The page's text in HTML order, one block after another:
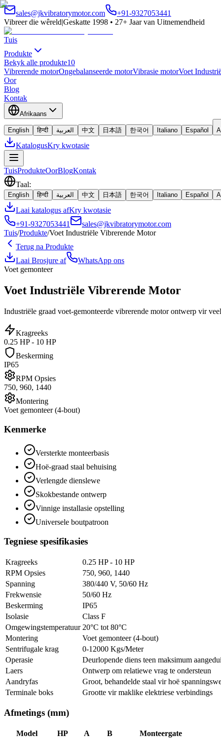
sales@jkvibratorymotor.com
+91-9327053441
Vibreer die wêreld|Geskatte 1998 • 27+ Jaar van Uitnemendheid
Tuis
Produkte
Bekyk alle produkte10
Vibrerende motorOngebalanseerde motorVibrasie motorVoet
Oor
Blog
Kontak
Afrikaans
English हिन्दी العربية 中文 日本語 한국어 Italiano Español
KatalogusKry kwotasie
TuisProdukteOorBlogKontak
Taal:
English हिन्दी العربية 中文 日本語 한국어 Italiano Español
Laai katalogus afKry kwotasie
+91-9327053441
sales@jkvibratorymotor.com
Tuis/Produkte/Voet Industriële Vibrerende Motor
Terug na Produkte
Laai Brosjure af
WhatsApp ons
Voet gemonteer
Voet Industriële Vibrerende Motor
Industriële graad voet-gemonteerde vibrerende motor ontwerp vir
Kragreeks
0.25 HP - 10 HP
Beskerming
IP65
RPM Opsies
750, 960, 1440
Montering
Voet gemonteer (4-bout)
Kenmerke
Versterkte monteerbasis
Hoë-graad staal behuising
Verlengde dienslewe
Skokbestande ontwerp
Vinnige installasie opstelling
Universele boutpatroon
Tegniese spesifikasies
Kragreeks
0.25 HP - 10 HP
RPM Opsies
750, 960, 1440
Spanning
380/440 V, 50/60 Hz
Frekwensie
50/60 Hz
Beskerming
IP65
Isolasie
Class F
Omgewingstemperatuur 20°C tot 80°C
Montering
Voet gemonteer (4-bout)
Sentrifugale krag
0-12000 Kgs/Meter
Operasie
Deurlopende diens teen maksimum
Laers
Ontwerp om relatiewe vrag te ondersteun
Aandryfas
Groot, behandelde staal vir hoë
Terminale boks
Grootte vir maklike elektriese verbindings
Afmetings (mm)
Model HP A B
Monteergate